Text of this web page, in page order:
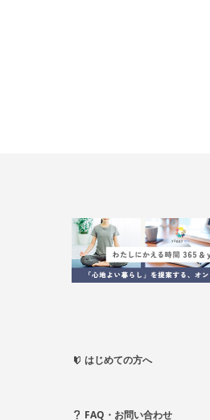
はじめての方へ
FAQ・お問い合わせ